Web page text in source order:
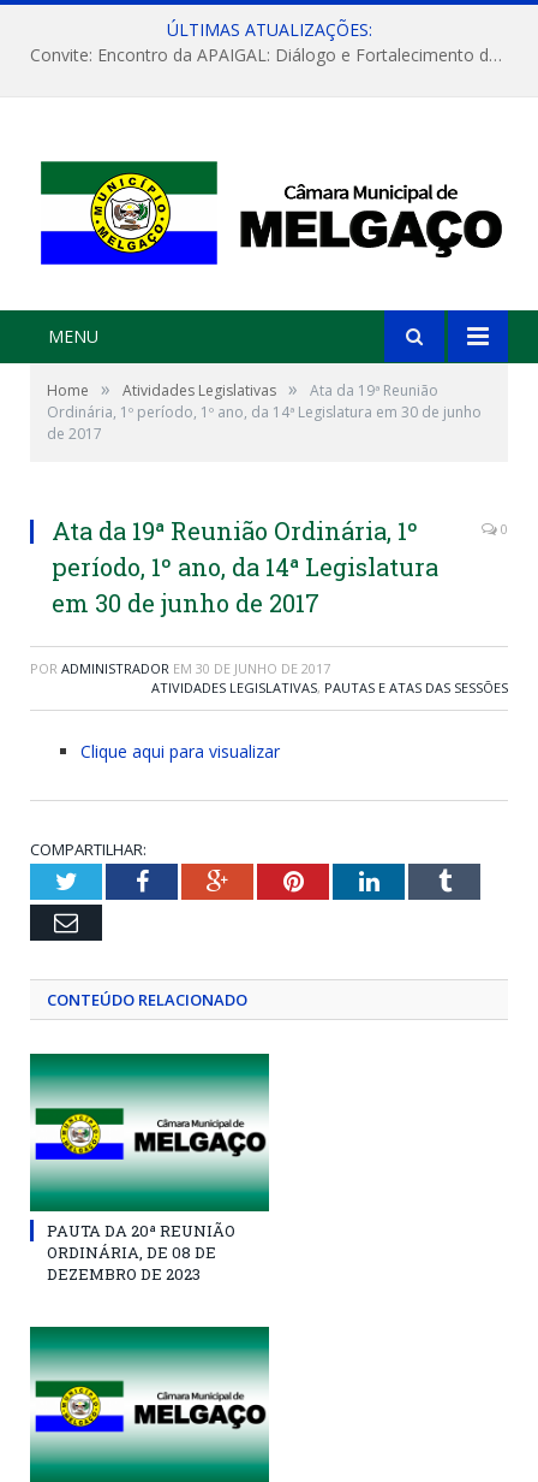
ÚLTIMAS ATUALIZAÇÕES:
Convite: Encontro da APAIGAL: Diálogo e Fortalecimento da Agricultura Familiar
MENU
Home » Atividades Legislativas »
Ata da 19ª Reunião
Ordinária, 1º período, 1º ano, da 14ª Legislatura em 30 de junho
de 2017
Ata da 19ª Reunião Ordinária, 1º
período, 1º ano, da 14ª Legislatura
em 30 de junho de 2017
0
POR ADMINISTRADOR EM 30 DE JUNHO DE 2017
ATIVIDADES LEGISLATIVAS, PAUTAS E ATAS DAS SESSÕES
Clique aqui para visualizar
COMPARTILHAR:
TwitterFacebookGoogle+PinterestLinkedInTumblr
Email
CONTEÚDO RELACIONADO
PAUTA DA 20ª REUNIÃO
ORDINÁRIA, DE 08 DE
DEZEMBRO DE 2023